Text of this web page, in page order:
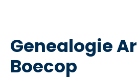
Genealogie
Boecop